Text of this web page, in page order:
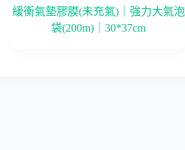
緩衝氣墊膠膜(未充氣)｜強力大氣泡
袋(200m)｜30*37cm